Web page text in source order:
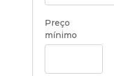
Preço
mínimo